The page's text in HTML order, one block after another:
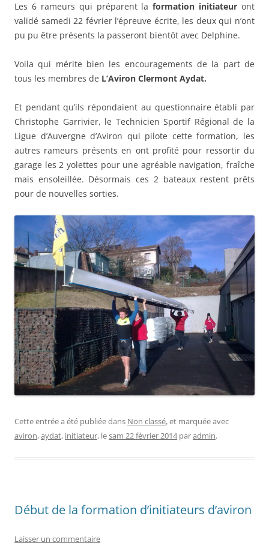
Les 6 rameurs qui préparent laformation initiateur ont
validé samedi 22 février l’épreuve écrite, les deux qui n’ont
pu pu être présents la passeront bientôt avec Delphine.
Voila qui mérite bien les encouragements de la part de
tous les membres de L’Aviron Clermont Aydat.
Et pendant qu’ils répondaient au questionnaire établi par
Christophe Garrivier, le Technicien Sportif Régional de la
Ligue d’Auvergne d’Aviron qui pilote cette formation, les
autres rameurs présents en ont profité pour ressortir du
garage les 2 yolettes pour une agréable navigation, fraîche
mais ensoleillée. Désormais ces 2 bateaux restent prêts
pour de nouvelles sorties.
Cette entrée a été publiée dans Non classé, et marquée avec
aviron,aydat, initiateur, lesam 22 février 2014 paradmin.
Début de la formation d’initiateurs d’aviron
Laisser un commentaire